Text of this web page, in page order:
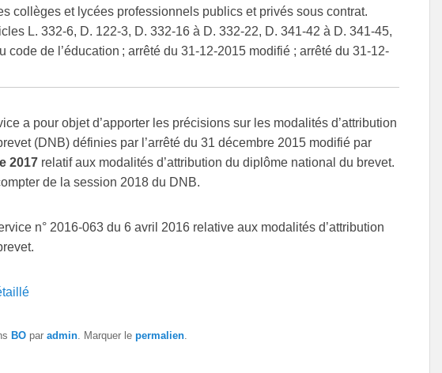
collèges et lycées professionnels publics et privés sous contrat.
L. 332-6, D. 122-3, D. 332-16 à D. 332-22, D. 341-42 à D. 341-45,
code de l’éducation ; arrêté du 31-12-2015 modifié ; arrêté du 31-12-
a pour objet d’apporter les précisions sur les modalités d’attribution
(DNB) définies par l’arrêté du 31 décembre 2015 modifié par
2017 relatif aux modalités d’attribution du diplôme national du brevet.
de la session 2018 du DNB.
n° 2016-063 du 6 avril 2016 relative aux modalités d’attribution
BO par admin. Marquer le permalien.